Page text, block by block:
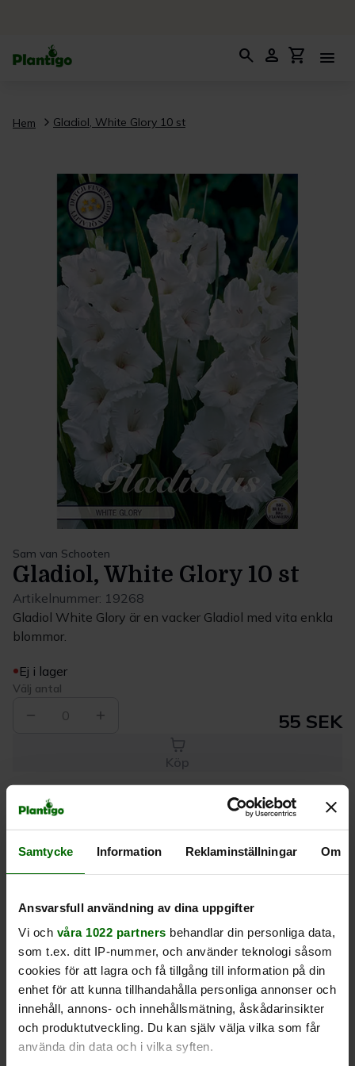
Samtycke Information Reklaminställningar Om
Ansvarsfull användning av dina uppgifter
Vi och våra 1022 partners behandlar din personliga data,
som t.ex. ditt IP-nummer, och använder teknologi såsom
cookies för att lagra och få tillgång till information på din
enhet för att kunna tillhandahålla personliga annonser och
innehåll, annons- och innehållsmätning, åskådarinsikter
och produktutveckling. Du kan själv välja vilka som får
använda din data och i vilka syften.
search person shopping_cart menu
Hem Gladiol, White Glory 10 st
Sam van Schooten
Gladiol, White Glory 10 st
Artikelnummer: 19268
Gladiol White Glory är en vacker Gladiol med vita enkla
blommor.
Ej i lager
Välj antal
0 55 SEK
Köp
Leverans 1-
3 dagar
Kvalitet till
rätt pris
Eget lager allt i
en leverans
Produktrecensioner
Liknande produkter